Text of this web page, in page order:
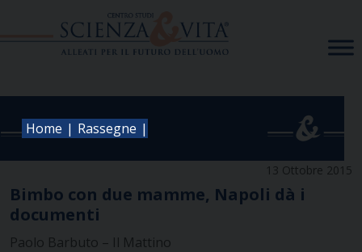
Home | Rassegne |
13 Ottobre 2015
Bimbo con due mamme, Napoli dà i
documenti
Paolo Barbuto – Il Mattino